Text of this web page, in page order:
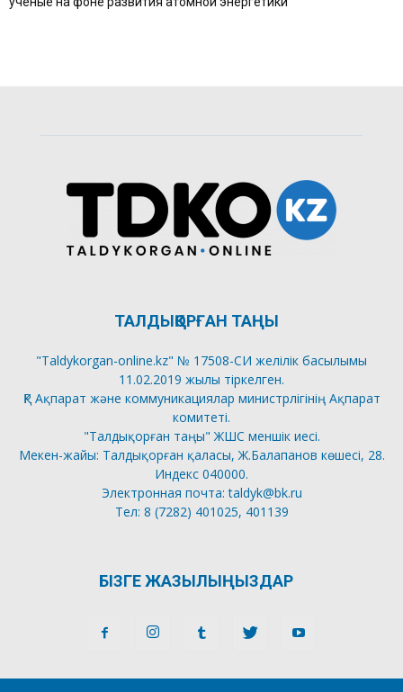
ТАЛДЫҚОРҒАН ТАҢЫ
"Taldykorgan-online.kz" № 17508-СИ желілік басылымы
11.02.2019 жылы тіркелген.
ҚР Ақпарат және коммуникациялар министрлігінің Ақпарат
комитеті.
"Талдықорған таңы" ЖШС меншік иесі.
Мекен-жайы: Талдықорған қаласы, Ж.Балапанов көшесі, 28.
Индекс 040000.
Электронная почта: taldyk@bk.ru
Тел: 8 (7282) 401025, 401139
БІЗГЕ ЖАЗЫЛЫҢЫЗДАР